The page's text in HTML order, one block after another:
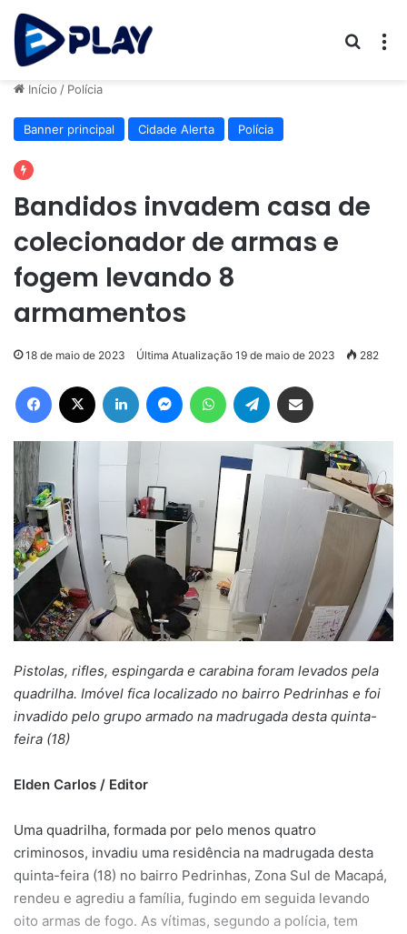
Início / Polícia
Banner principal Cidade Alerta Polícia
Bandidos invadem casa de
colecionador de armas e
fogem levando 8
armamentos
18 de maio de 2023 Última Atualização 19 de maio de 2023 282
Facebook Linkedin MessengerWhatsAppTelegram
Pistolas, rifles, espingarda e carabina foram levados pela
quadrilha. Imóvel fica localizado no bairro Pedrinhas e foi
invadido pelo grupo armado na madrugada desta quinta-
feira (18)
Elden Carlos / Editor
Uma quadrilha, formada por pelo menos quatro
criminosos, invadiu uma residência na madrugada desta
quinta-feira (18) no bairro Pedrinhas, Zona Sul de Macapá,
rendeu e agrediu a família, fugindo em seguida levando
oito armas de fogo. As vítimas, segundo a polícia, tem